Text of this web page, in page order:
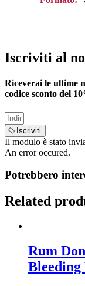
Iscriviti al
Riceverai le ultime
codice sconto del
Iscriviti
Il modulo è stato
An error occured.
Potrebbero
Related
Rum